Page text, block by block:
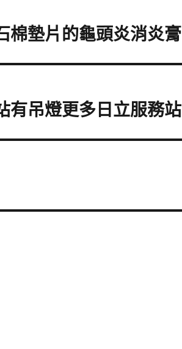
棉墊片的龜頭炎消炎膏
有吊燈更多日立服務站